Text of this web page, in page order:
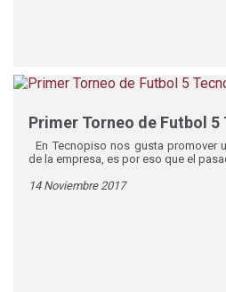
Primer Torneo de Futbol 5
En Tecnopiso nos gusta promover
de la empresa, es por eso que el
14 Noviembre 2017